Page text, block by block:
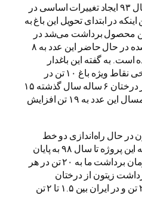
کشاورز اضافه کرد: ما از سال ۹۳ ایجاد تغییرات اساسی در
در ابتدای تحویل این باغ به
۲.۵ میلیون تن محصول برداشت می‌شد در
حالی که با اصلاحات انجام شده در حال حاضر این عدد به ۸
به گفته این باغدار
نمونه، میزان برداشت در برخی نقاط ویژه باغ ۱۰ تن در
هکتار و در قسمت متراکم از درختان ۶ ساله سال گذشته ۱۵
تن زیتون برداشت شده که امسال این عدد به ۱۹ تن افزایش
در حال راه‌اندازی دو خط
روغن‌کشی هستیم که توسعه این پروژه تا سال ۹۸ به پایان
می‌رسد و امیدواریم در آن زمان برداشت ما به ۲۰ تن در هر
زیتون از درختان
معمولی در اروپا بین ۱۸ تا ۲۵ تن و در ایران بین ۱.۵ تا ۲ تن